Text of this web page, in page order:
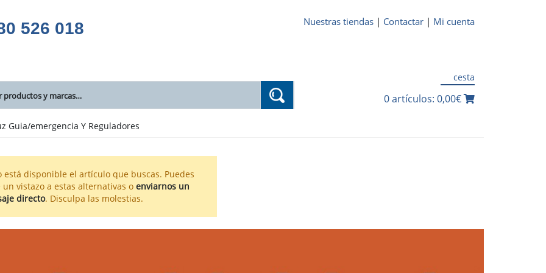
526 018 Nuestras tiendas | Contactar | Mi cuenta
cesta
0 artículos: 0,00€
Guia/emergencia Y Reguladores
está disponible el artículo que buscas. Puedes
un vistazo a estas alternativas o enviarnos un
directo. Disculpa las molestias.